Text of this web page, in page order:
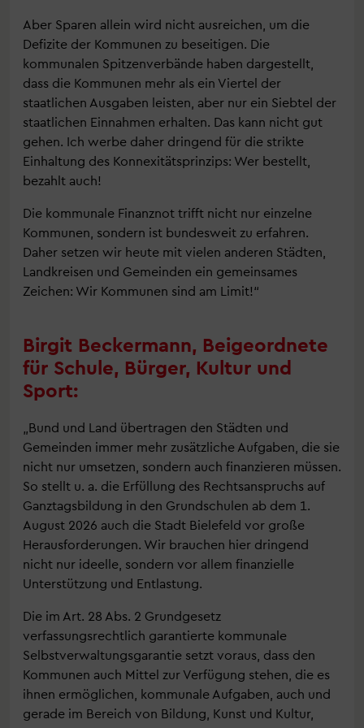
Aber Sparen allein wird nicht ausreichen, um die
Defizite der Kommunen zu beseitigen. Die
kommunalen Spitzenverbände haben dargestellt,
dass die Kommunen mehr als ein Viertel der
staatlichen Ausgaben leisten, aber nur ein Siebtel der
staatlichen Einnahmen erhalten. Das kann nicht gut
gehen. Ich werbe daher dringend für die strikte
Einhaltung des Konnexitätsprinzips: Wer bestellt,
bezahlt auch!
Die kommunale Finanznot trifft nicht nur einzelne
Kommunen, sondern ist bundesweit zu erfahren.
Daher setzen wir heute mit vielen anderen Städten,
Landkreisen und Gemeinden ein gemeinsames
Zeichen: Wir Kommunen sind am Limit!“
Birgit Beckermann, Beigeordnete
für Schule, Bürger, Kultur und
Sport:
„Bund und Land übertragen den Städten und
Gemeinden immer mehr zusätzliche Aufgaben, die sie
nicht nur umsetzen, sondern auch finanzieren müssen.
So stellt u. a. die Erfüllung des Rechtsanspruchs auf
Ganztagsbildung in den Grundschulen ab dem 1.
August 2026 auch die Stadt Bielefeld vor große
Herausforderungen. Wir brauchen hier dringend
nicht nur ideelle, sondern vor allem finanzielle
Unterstützung und Entlastung.
Die im Art. 28 Abs. 2 Grundgesetz
verfassungsrechtlich garantierte kommunale
Selbstverwaltungsgarantie setzt voraus, dass den
Kommunen auch Mittel zur Verfügung stehen, die es
ihnen ermöglichen, kommunale Aufgaben, auch und
gerade im Bereich von Bildung, Kunst und Kultur,